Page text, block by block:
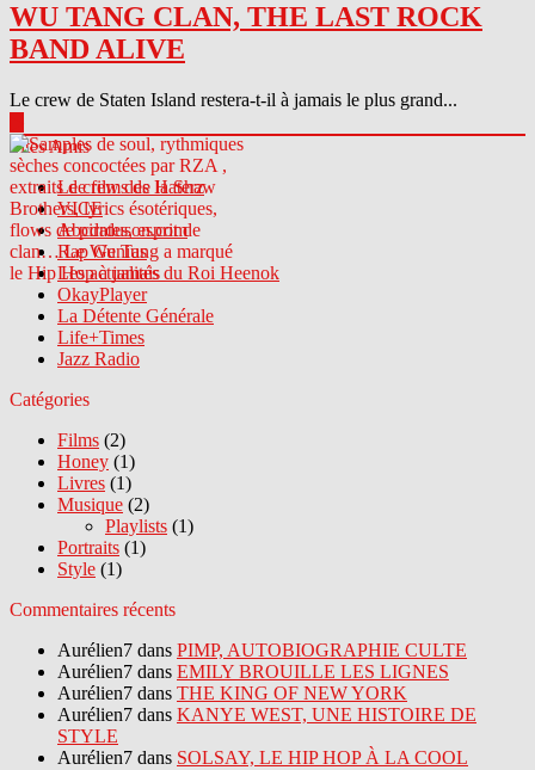
WU TANG CLAN, THE LAST ROCK
BAND ALIVE
Le crew de Staten Island restera-t-il à jamais le plus grand...
Sites Amis
Le crew des Haterz
VICE
Abcdrduson.com
Rap Genius
Les actualités du Roi Heenok
OkayPlayer
La Détente Générale
Life+Times
Jazz Radio
Catégories
Films (2)
Honey (1)
Livres (1)
Musique (2)
Playlists (1)
Portraits (1)
Style (1)
Commentaires récents
Aurélien7 dans PIMP, AUTOBIOGRAPHIE CULTE
Aurélien7 dans EMILY BROUILLE LES LIGNES
Aurélien7 dans THE KING OF NEW YORK
Aurélien7 dans KANYE WEST, UNE HISTOIRE DE
STYLE
Aurélien7 dans SOLSAY, LE HIP HOP À LA COOL